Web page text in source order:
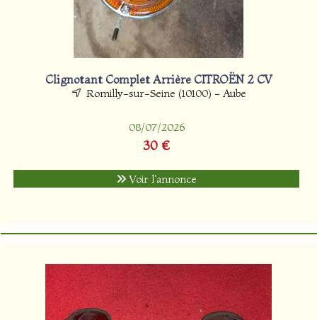
Clignotant Complet Arrière CITROËN 2 CV
Romilly-sur-Seine (10100) - Aube
08/07/2026
30 €
Voir l'annonce